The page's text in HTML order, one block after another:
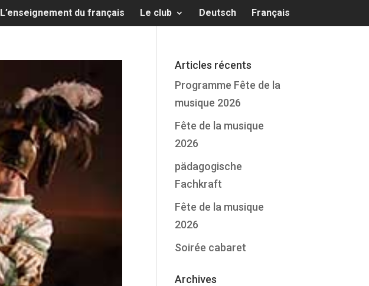
L’enseignement du français Le club Deutsch Français
Articles récents
Programme Fête de la
musique 2026
Fête de la musique
2026
pädagogische
Fachkraft
Fête de la musique
2026
Soirée cabaret
Archives